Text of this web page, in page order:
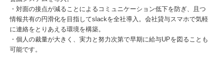
・対面の接点が減ることによるコミュニケーション低下を防ぎ、且つ
情報共有の円滑化を目指してslackを全社導入。会社貸与スマホで気軽
に連絡をとりあえる環境を構築。
・個人の裁量が大きく、実力と努力次第で早期に給与UPを図ることも
可能です。